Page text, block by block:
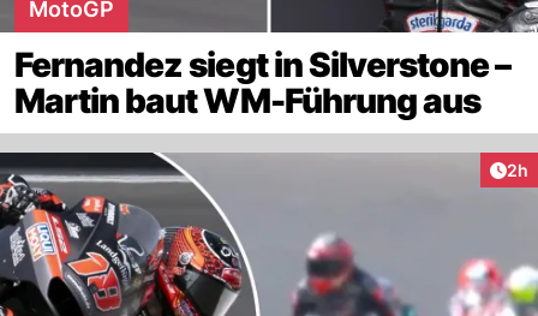
MotoGP
Fernandez siegt in Silverstone –
Martin baut WM-Führung aus
2h